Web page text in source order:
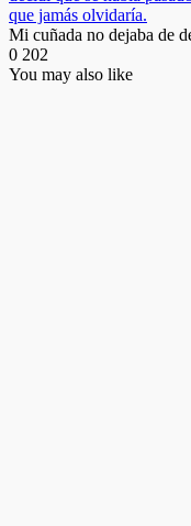
que jamás olvidaría.
Mi cuñada no dejaba de
0 202
You may also like